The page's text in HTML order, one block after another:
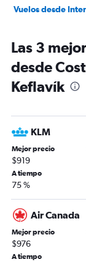
Vuelos desde
Las 3
desde
Keflavík
KLM
Mejor precio
$919
A tiempo
75 %
Air Canada
Mejor precio
$976
A tiempo